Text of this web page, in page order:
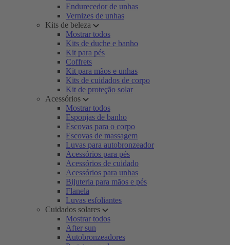
Endurecedor de unhas
Vernizes de unhas
Kits de beleza
Mostrar todos
Kits de duche e banho
Kit para pés
Coffrets
Kit para mãos e unhas
Kits de cuidados de corpo
Kit de proteção solar
Acessórios
Mostrar todos
Esponjas de banho
Escovas para o corpo
Escovas de massagem
Luvas para autobronzeador
Acessórios para pés
Acessórios de cuidado
Acessórios para unhas
Bijuteria para mãos e pés
Flanela
Luvas esfoliantes
Cuidados solares
Mostrar todos
After sun
Autobronzeadores